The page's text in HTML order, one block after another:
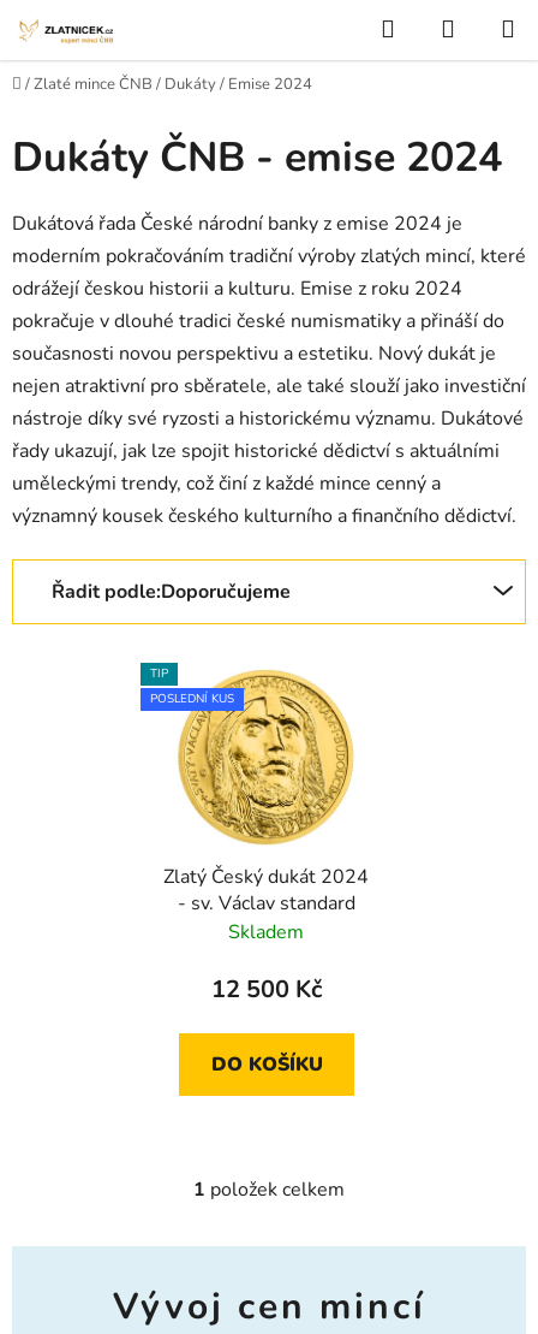
Hledat
Domů
/Zlaté mince ČNB / Dukáty/ Emise 2024
Dukáty ČNB - emise 2024
Dukátová řada České národní banky z emise 2024 je
moderním pokračováním tradiční výroby zlatých mincí, které
odrážejí českou historii a kulturu. Emise z roku 2024
pokračuje v dlouhé tradici české numismatiky a přináší do
současnosti novou perspektivu a estetiku. Nový dukát je
nejen atraktivní pro sběratele, ale také slouží jako investiční
nástroje díky své ryzosti a historickému významu. Dukátové
řady ukazují, jak lze spojit historické dědictví s aktuálními
uměleckými trendy, což činí z každé mince cenný a
významný kousek českého kulturního a finančního dědictví.
Řazení produktů
Řadit podle:Doporučujeme
Výpis produktů
TIP
POSLEDNÍ KUS
Zlatý Český dukát 2024
- sv. Václav standard
Skladem
12 500 Kč
DO KOŠÍKU
Ovládací prvky výpisu
1 položek celkem
Vývoj cen mincí